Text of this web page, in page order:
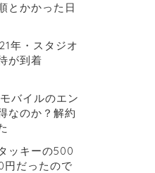
とかかった日
年・スタジオ
が到着
バイルのエン
なのか？解約
ッキーの500
円だったので